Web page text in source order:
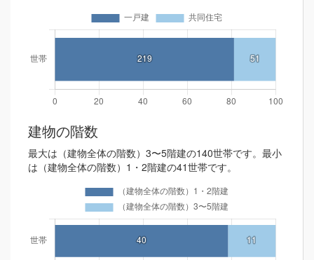
建物の階数
最大は（建物全体の階数）3〜5階建の140世帯です。最小
は（建物全体の階数）1・2階建の41世帯です。